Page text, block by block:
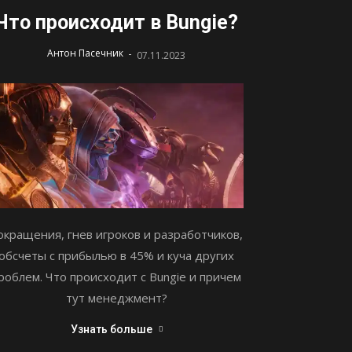
происходит в Bungie?
Антон Пасечник - 07.11.2023
гнев игроков и разработчиков,
с прибылью в 45% и куча других
Что происходит с Bungie и причем
тут менеджмент?
Узнать больше